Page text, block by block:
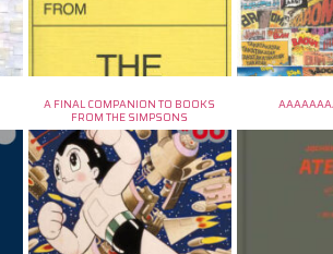
A FINAL COMPANION TO BOOKS
FROM THE SIMPSONS